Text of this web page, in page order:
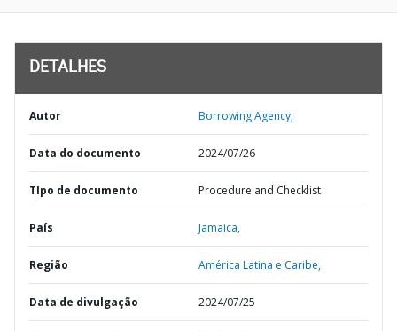
DETALHES
Autor Borrowing Agency;
Data do documento 2024/07/26
TIpo de documento Procedure and Checklist
País Jamaica,
Região América Latina e Caribe,
Data de divulgação 2024/07/25